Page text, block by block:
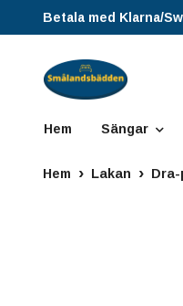
Betala med Klarna/
Hem Sängar
Hem Lakan